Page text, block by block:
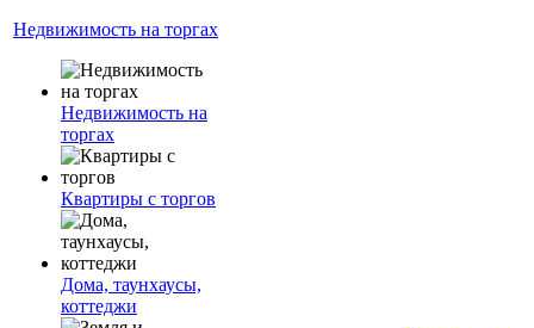
Недвижимость на торгах
Недвижимость на
торгах
Квартиры с торгов
Дома, таунхаусы,
коттеджи